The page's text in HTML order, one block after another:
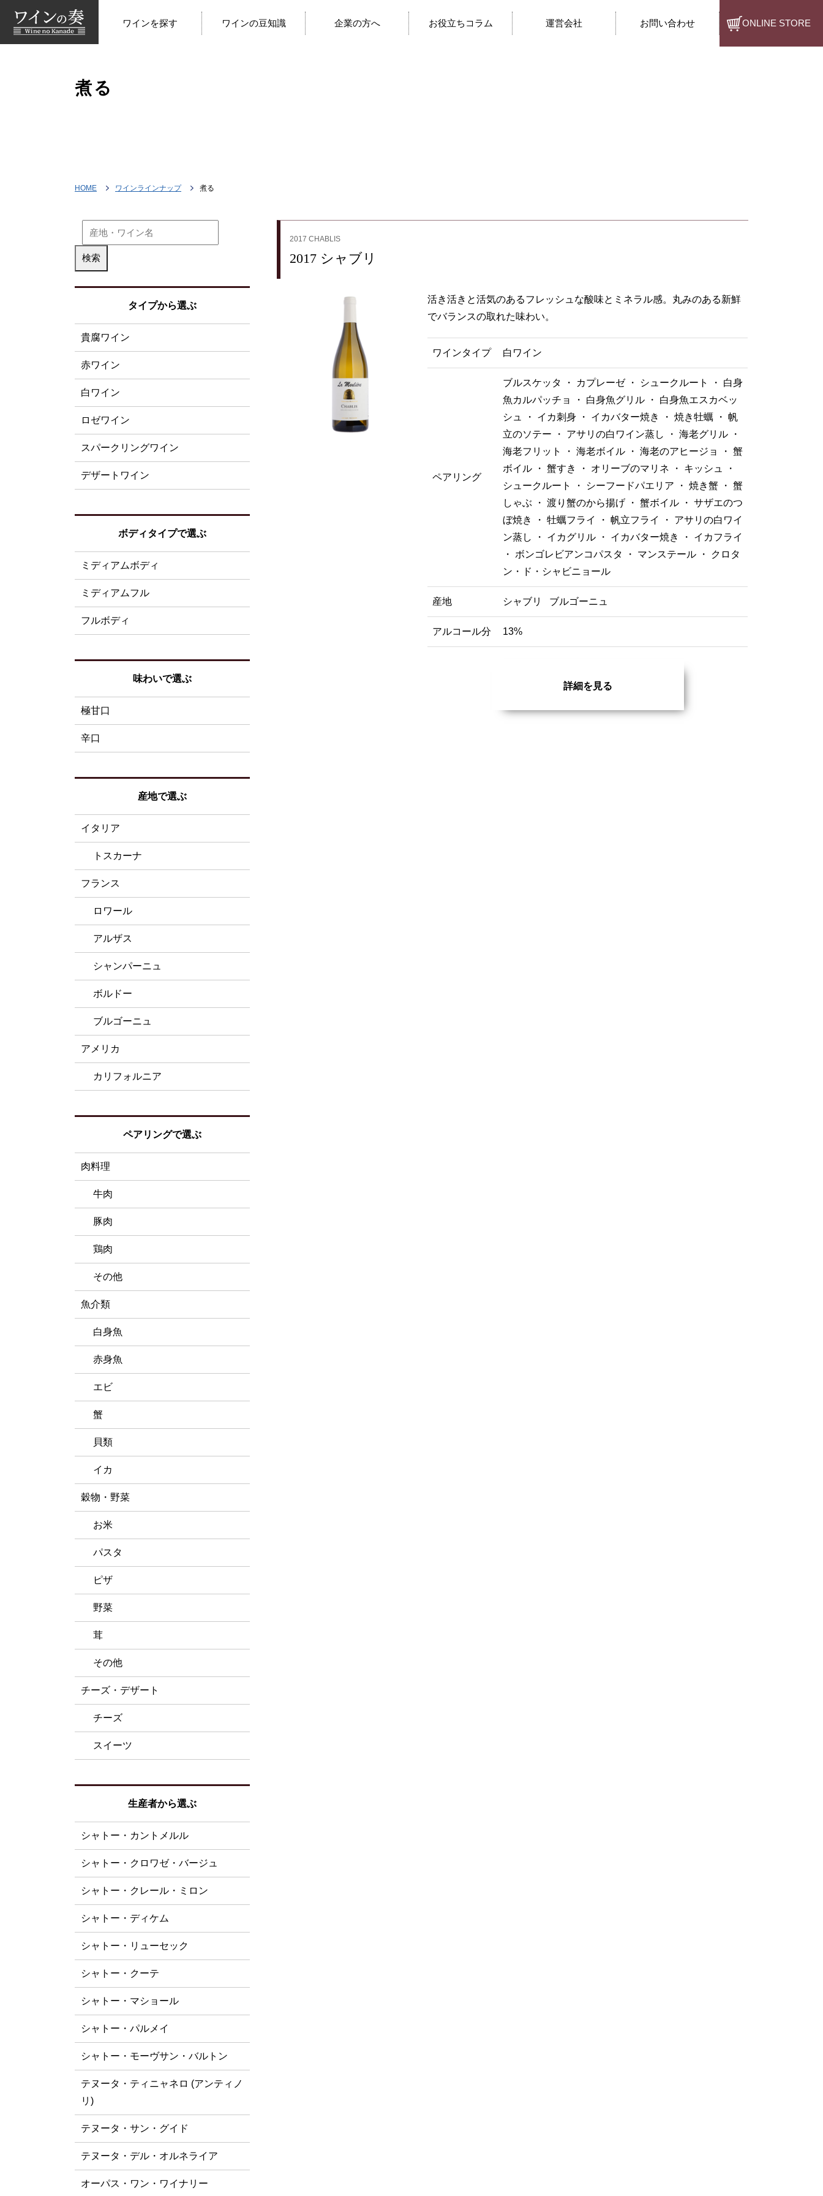
ワインを探す ワインの豆知識 企業の方へ お役立ちコラム 運営会社 お問い合わせ ONLINE STORE
煮る
HOME ワインラインナップ 煮る
2017 CHABLIS
2017 シャブリ
活き活きと活気のあるフレッシュな酸味とミネラル感。丸みのある新鮮
でバランスの取れた味わい。
ワインタイプ 白ワイン
ペアリング
ブルスケッタ ・ カプレーゼ ・ シュークルート ・ 白身
魚カルパッチョ ・ 白身魚グリル ・ 白身魚エスカベッ
シュ ・ イカ刺身 ・ イカバター焼き ・ 焼き牡蠣 ・ 帆
立のソテー ・ アサリの白ワイン蒸し ・ 海老グリル ・
海老フリット ・ 海老ボイル ・ 海老のアヒージョ ・ 蟹
ボイル ・ 蟹すき ・ オリーブのマリネ ・ キッシュ ・
シュークルート ・ シーフードパエリア ・ 焼き蟹 ・ 蟹
しゃぶ ・ 渡り蟹のから揚げ ・ 蟹ボイル ・ サザエのつ
ぼ焼き ・ 牡蠣フライ ・ 帆立フライ ・ アサリの白ワイ
ン蒸し ・ イカグリル ・ イカバター焼き ・ イカフライ
・ ボンゴレビアンコパスタ ・ マンステール ・ クロタ
ン・ド・シャビニョール
産地 シャブリ ブルゴーニュ
アルコール分 13%
詳細を見る
タイプから選ぶ
貴腐ワイン
赤ワイン
白ワイン
ロゼワイン
スパークリングワイン
デザートワイン
ボディタイプで選ぶ
ミディアムボディ
ミディアムフル
フルボディ
味わいで選ぶ
極甘口
辛口
産地で選ぶ
イタリア
トスカーナ
フランス
ロワール
アルザス
シャンパーニュ
ボルドー
ブルゴーニュ
アメリカ
カリフォルニア
ペアリングで選ぶ
肉料理
牛肉
豚肉
鶏肉
その他
魚介類
白身魚
赤身魚
エビ
蟹
貝類
イカ
穀物・野菜
お米
パスタ
ピザ
野菜
茸
その他
チーズ・デザート
チーズ
スイーツ
生産者から選ぶ
シャトー・カントメルル
シャトー・クロワゼ・バージュ
シャトー・クレール・ミロン
シャトー・ディケム
シャトー・リューセック
シャトー・クーテ
シャトー・マショール
シャトー・パルメイ
シャトー・モーヴサン・バルトン
テヌータ・ティニャネロ (アンティノ
リ)
テヌータ・サン・グイド
テヌータ・デル・オルネライア
オーパス・ワン・ワイナリー